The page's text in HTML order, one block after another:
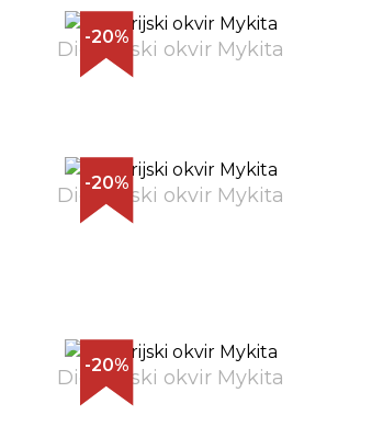
-20%
Dioptrijski okvir Mykita
-20%
Dioptrijski okvir Mykita
-20%
Dioptrijski okvir Mykita